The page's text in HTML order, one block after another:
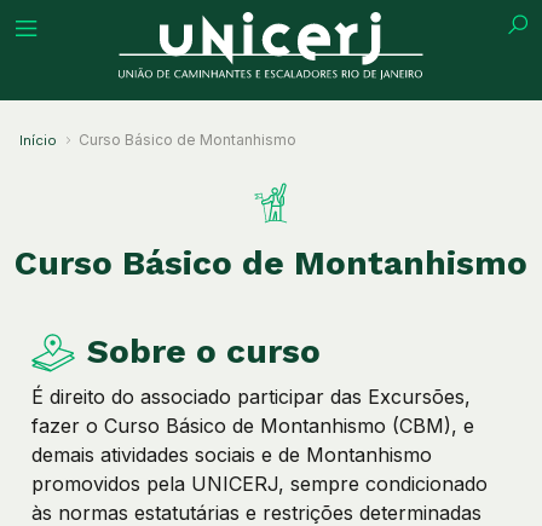
Início Curso Básico de Montanhismo
Curso Básico de Montanhismo
Sobre o curso
É direito do associado participar das Excursões,
fazer o Curso Básico de Montanhismo (CBM), e
demais atividades sociais e de Montanhismo
promovidos pela UNICERJ, sempre condicionado
às normas estatutárias e restrições determinadas